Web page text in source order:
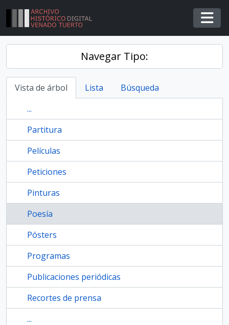
Skip to main content
Navegar Tipo:
Vista de árbol Lista
Búsqueda
...
Partitura
Películas
Peticiones
Pinturas
Poesía
Pósters
Programas
Publicaciones periódicas
Recortes de prensa
...